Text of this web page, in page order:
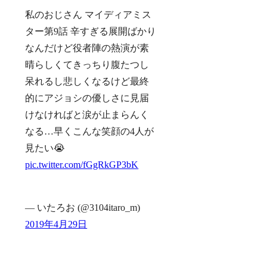
私のおじさん マイディアミス
ター第9話 辛すぎる展開ばかり
なんだけど役者陣の熱演が素
晴らしくてきっちり腹たつし
呆れるし悲しくなるけど最終
的にアジョシの優しさに見届
けなければと涙が止まらんく
なる…早くこんな笑顔の4人が
見たい😭
pic.twitter.com/fGgRkGP3bK
— いたろお (@3104itaro_m)
2019年4月29日